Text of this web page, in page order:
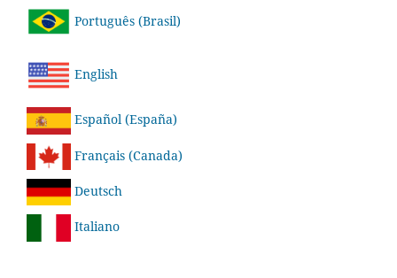
Português (Brasil)
English
Español (España)
Français (Canada)
Deutsch
Italiano